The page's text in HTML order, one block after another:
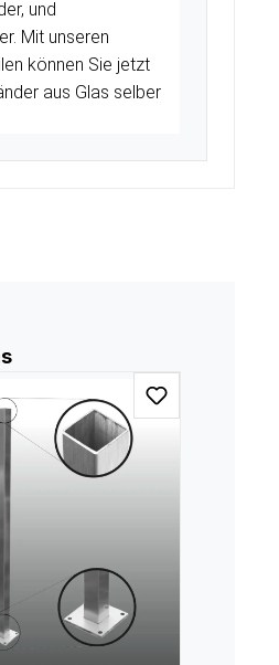
und
Mit unseren
können Sie jetzt
aus Glas selber